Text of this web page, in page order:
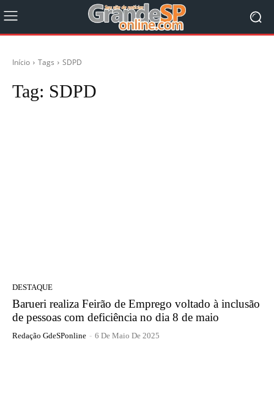
Início Tags SDPD
Tag: SDPD
DESTAQUE
Barueri realiza Feirão de Emprego voltado à inclusão
de pessoas com deficiência no dia 8 de maio
Redação GdeSPonline - 6 De Maio De 2025